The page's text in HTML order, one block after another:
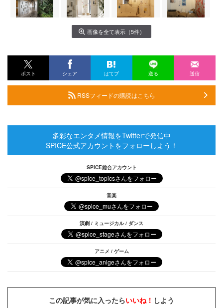
画像を全て表示（5件）
ポスト シェア はてブ 送る 送信
RSSフィードの購読はこちら
多彩なエンタメ情報をTwitterで発信中
SPICE公式アカウントをフォローしよう！
SPICE総合アカウント
音楽
演劇 / ミュージカル / ダンス
アニメ / ゲーム
この記事が気に入ったらいいね！ しよう